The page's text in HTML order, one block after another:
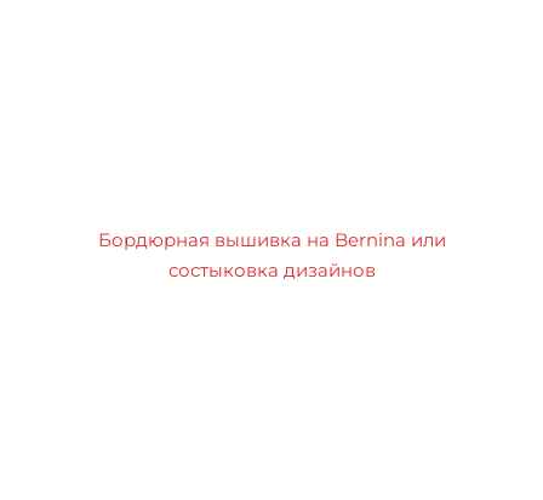
Бордюрная вышивка на Bernina или
состыковка дизайнов